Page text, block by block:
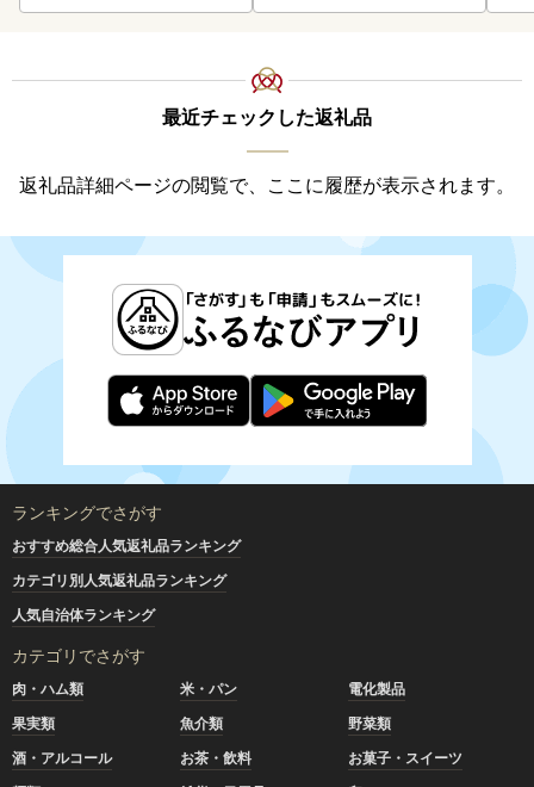
最近チェックした返礼品
返礼品詳細ページの閲覧で、ここに履歴が表示されます。
ランキングでさがす
おすすめ総合人気返礼品ランキング
カテゴリ別人気返礼品ランキング
人気自治体ランキング
カテゴリでさがす
肉・ハム類 米・パン
電化製品
果実類
魚介類
野菜類
酒・アルコール
お茶・飲料
お菓子・スイーツ